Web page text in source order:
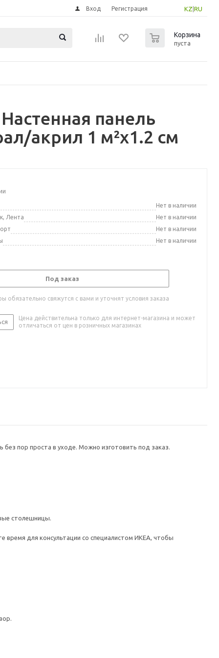
KZ RU
Вход Регистрация
Корзина
пуста
панель
акрил 1 м²x1.2 см
Нет в наличии
Лента
Нет в наличии
Нет в наличии
Нет в наличии
Под заказ
обязательно свяжутся с вами и уточнят условия заказа
Цена действительна только для интернет-магазина и может
отличаться от цен в розничных магазинах
пор проста в уходе. Можно изготовить под заказ.
столешницы.
время для консультации со специалистом ИКЕА, чтобы